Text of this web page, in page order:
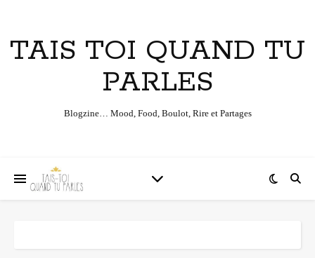
TAIS TOI QUAND TU
PARLES
Blogzine… Mood, Food, Boulot, Rire et Partages